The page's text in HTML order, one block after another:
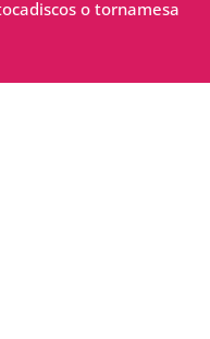
o tornamesa